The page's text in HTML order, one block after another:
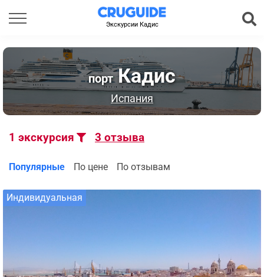
Экскурсии Кадис
портКадис
Испания
1 экскурсия 3 отзыва
Популярные По цене По отзывам
Индивидуальная